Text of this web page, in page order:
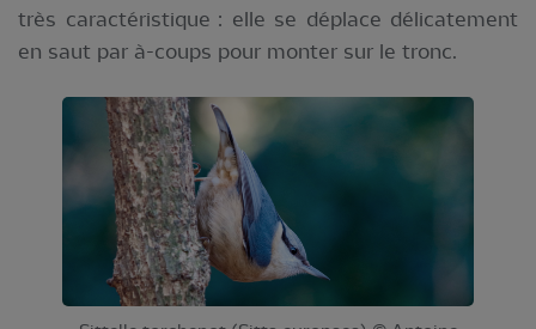
très caractéristique : elle se déplace délicatement
en saut par à-coups pour monter sur le tronc.